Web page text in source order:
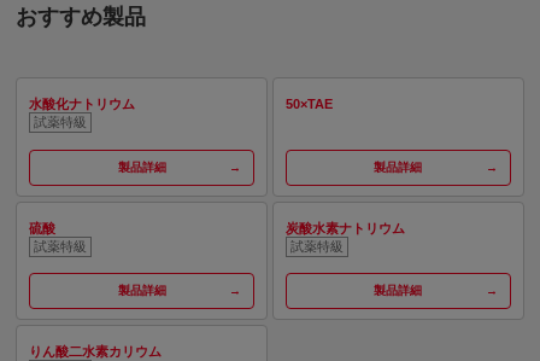
おすすめ製品
水酸化ナトリウム
試薬特級
製品詳細
50×TAE
製品詳細
硫酸
試薬特級
製品詳細
炭酸水素ナトリウム
試薬特級
製品詳細
りん酸二水素カリウム